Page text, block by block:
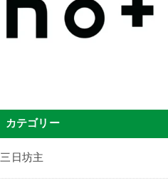
カテゴリー
三日坊主